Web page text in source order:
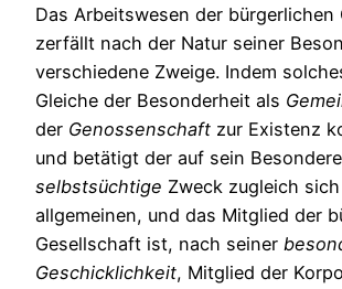
Das Arbeitswesen der bürgerlichen
zerfällt nach der Natur seiner
verschiedene Zweige. Indem
Gleiche der Besonderheit als
der Genossenschaft zur Existenz
und betätigt der auf sein
selbstsüchtige Zweck zugleich
allgemeinen, und das Mitglied der
Gesellschaft ist, nach seiner
Geschicklichkeit, Mitglied der